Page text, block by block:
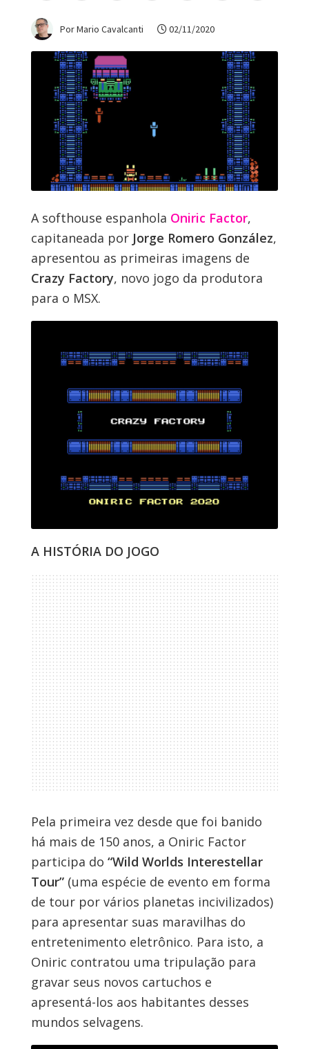
Por Mario Cavalcanti 02/11/2020
A softhouse espanhola Oniric Factor,
capitaneada por Jorge Romero González,
apresentou as primeiras imagens de
Crazy Factory, novo jogo da produtora
para o MSX.
A HISTÓRIA DO JOGO
Pela primeira vez desde que foi banido
há mais de 150 anos, a Oniric Factor
participa do “Wild Worlds Interestellar
Tour”(uma espécie de evento em forma
de tour por vários planetas incivilizados)
para apresentar suas maravilhas do
entretenimento eletrônico. Para isto, a
Oniric contratou uma tripulação para
gravar seus novos cartuchos e
apresentá-los aos habitantes desses
mundos selvagens.